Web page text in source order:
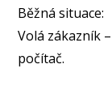
Běžná situace:
Volá zákazník
počítač.